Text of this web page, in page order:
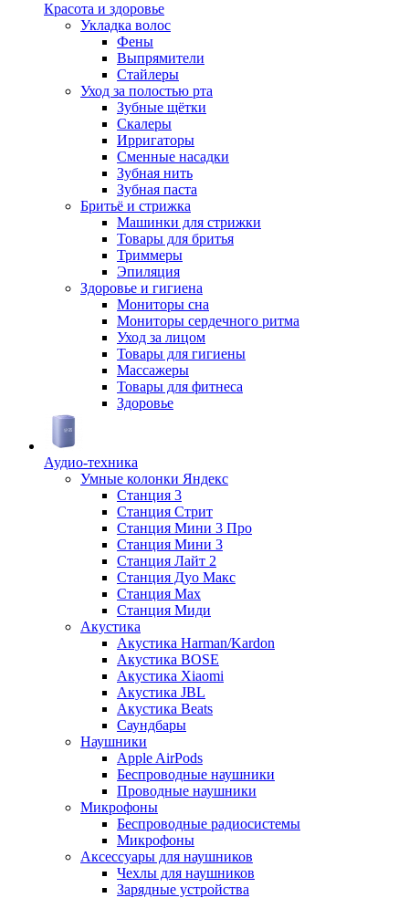
Красота и здоровье
Укладка волос
Фены
Выпрямители
Стайлеры
Уход за полостью рта
Зубные щётки
Скалеры
Ирригаторы
Сменные насадки
Зубная нить
Зубная паста
Бритьё и стрижка
Машинки для стрижки
Товары для бритья
Триммеры
Эпиляция
Здоровье и гигиена
Мониторы сна
Мониторы сердечного ритма
Уход за лицом
Товары для гигиены
Массажеры
Товары для фитнеса
Здоровье
Аудио-техника
Умные колонки Яндекс
Станция 3
Станция Стрит
Станция Мини 3 Про
Станция Мини 3
Станция Лайт 2
Станция Дуо Макс
Станция Max
Станция Миди
Акустика
Акустика Harman/Kardon
Акустика BOSE
Акустика Xiaomi
Акустика JBL
Акустика Beats
Саундбары
Наушники
Apple AirPods
Беспроводные наушники
Проводные наушники
Микрофоны
Беспроводные радиосистемы
Микрофоны
Аксессуары для наушников
Чехлы для наушников
Зарядные устройства